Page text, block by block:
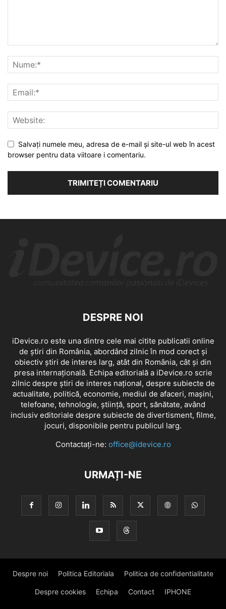
Salvați numele meu, adresa de e-mail și site-ul web în acest
browser pentru data viitoare i comentariu.
DESPRE NOI
iDevice.ro este una dintre cele mai citite publicatii online
de știri din România, abordând zilnic în mod corect și
obiectiv știri de interes larg, atât din România, cât și din
presa internațională. Echipa editorială a iDevice.ro scrie
zilnic despre știri de interes național, despre subiecte de
actualitate, politică, economie, mediul de afaceri, mașini,
telefoane, tehnologie, știință, sport, sănătate, având
inclusiv editoriale despre subiecte de divertisment, filme,
jocuri, disponibile pentru publicul larg.
Contactați-ne: office@idevice.ro
URMAȚI-NE
Despre noi Politica Editoriala Politica de confidentialitate
Despre cookies Echipa Contact IPHONE